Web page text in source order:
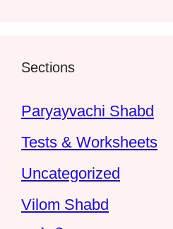
Sections
Paryayvachi Shabd
Tests & Worksheets
Uncategorized
Vilom Shabd